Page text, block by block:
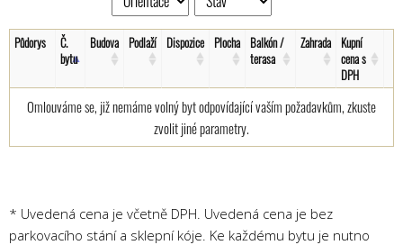
Půdorys
Č.
bytu
Budova Podlaží Dispozice Plocha Balkón /
terasa
Zahrada Kupní
cena s
DPH
Omlouváme se, již nemáme volný byt odpovídající vaším požadavkům, zkuste
zvolit jiné parametry.
* Uvedená cena je včetně DPH. Uvedená cena je bez
parkovacího stání a sklepní kóje. Ke každému bytu je nutno